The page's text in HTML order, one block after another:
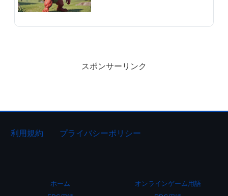
スポンサーリンク
利用規約 プライバシーポリシー
ホーム
オンラインゲーム用語